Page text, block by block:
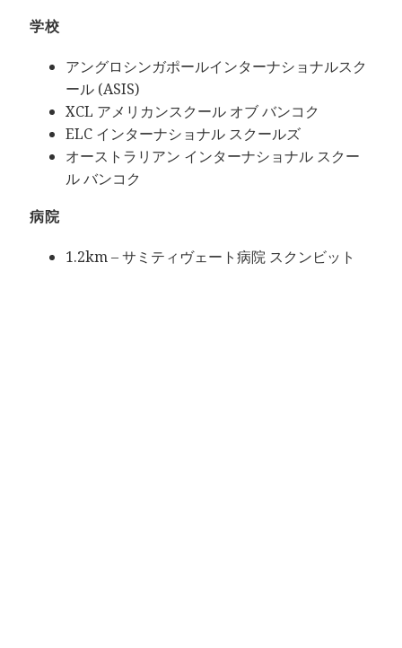
学校
アングロシンガポールインターナショナルスク
ール (ASIS)
XCL アメリカンスクール オブ バンコク
ELC インターナショナル スクールズ
オーストラリアン インターナショナル スクー
ル バンコク
病院
1.2km – サミティヴェート病院 スクンビット